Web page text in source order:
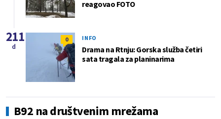
reagovao FOTO
0 INFO
Drama na Rtnju: Gorska služba četiri
sata tragala za planinarima
211
d
B92 na društvenim mrežama